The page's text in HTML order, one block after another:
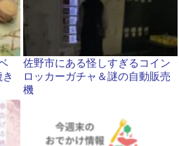
佐野市にある怪しすぎるコイン
ロッカーガチャ＆謎の自動販売
機